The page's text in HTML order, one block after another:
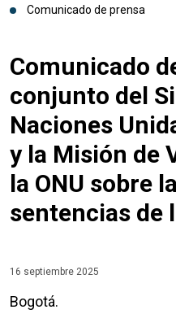
Comunicado de prensa
Comunicado
conjunto del
Naciones
y la Misión de
la ONU sobre
sentencias de
16 septiembre 2025
Bogotá.